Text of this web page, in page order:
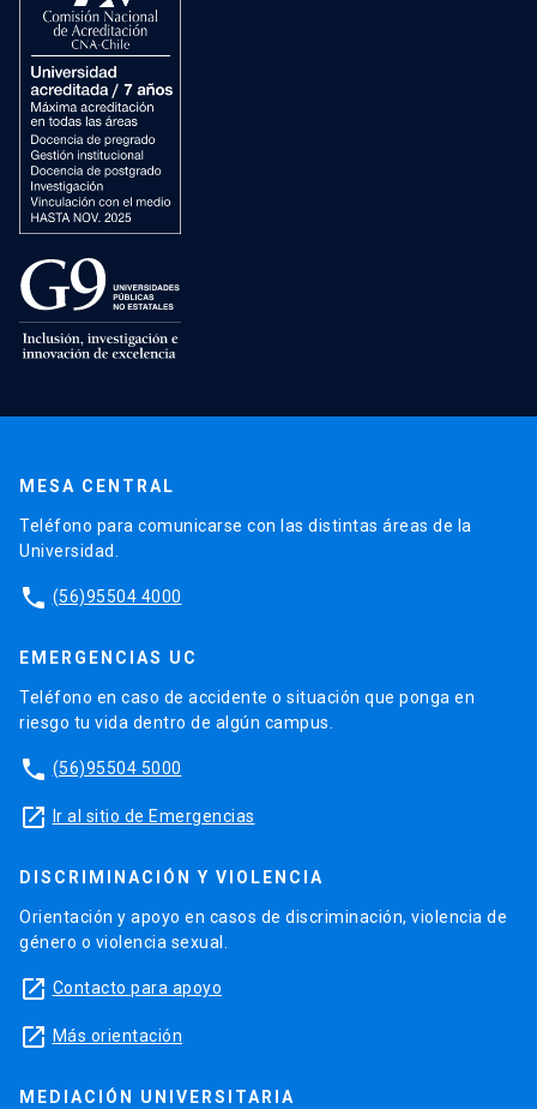
MESA CENTRAL
Teléfono para comunicarse con las distintas áreas de la
Universidad.
phone (56)95504 4000
EMERGENCIAS UC
Teléfono en caso de accidente o situación que ponga en
riesgo tu vida dentro de algún campus.
phone (56)95504 5000
launch Ir al sitio de Emergencias
DISCRIMINACIÓN Y VIOLENCIA
Orientación y apoyo en casos de discriminación, violencia de
género o violencia sexual.
launch Contacto para apoyo
launch Más orientación
MEDIACIÓN UNIVERSITARIA